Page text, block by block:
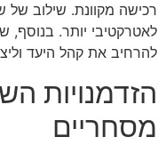
רכישה מקוונת. שילוב של
לאטרקטיבי יותר. בנוסף,
להרחיב את קהל היעד
הזדמנויות
מסחריים